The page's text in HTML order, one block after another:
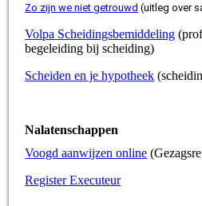
Zo zijn we niet getrouwd (uitleg over
Volpa Scheidingsbemiddeling
begeleiding bij scheiding)
Scheiden en je hypotheek
Nalatenschappen
Voogd aanwijzen online
Register Executeur